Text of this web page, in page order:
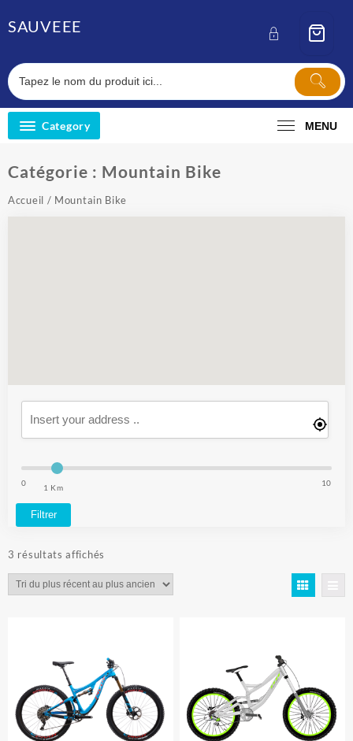
toSAUVEEE
Category MENU
Catégorie : Mountain Bike
Accueil / Mountain Bike
0 1 Km 10
Filtrer
3 résultats affichés
du
plus